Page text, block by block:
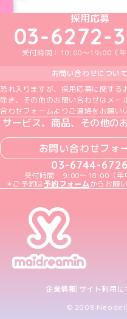
めいどり
めい
採用応募
03-6272-
受付時間：10:00～19:00（年
お問い合わせについて
恐れ入りますが、採用応募に関する
除き、その他のお問い合わせはメー
合わせフォームよりご連絡をお願い
サービス、商品、その他の
お問い合わせフォ
03-6744-6726
受付時間：9:00～18:00（年
＊ご予約は予約フォームからお願
企業情報 サイト利用に
© 2008